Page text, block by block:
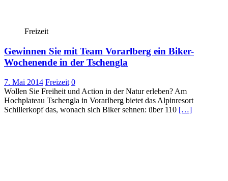
Freizeit
Gewinnen Sie mit Team Vorarlberg ein Biker-
Wochenende in der Tschengla
7. Mai 2014 Freizeit 0
Wollen Sie Freiheit und Action in der Natur erleben? Am
Hochplateau Tschengla in Vorarlberg bietet das Alpinresort
Schillerkopf das, wonach sich Biker sehnen: über 110 […]